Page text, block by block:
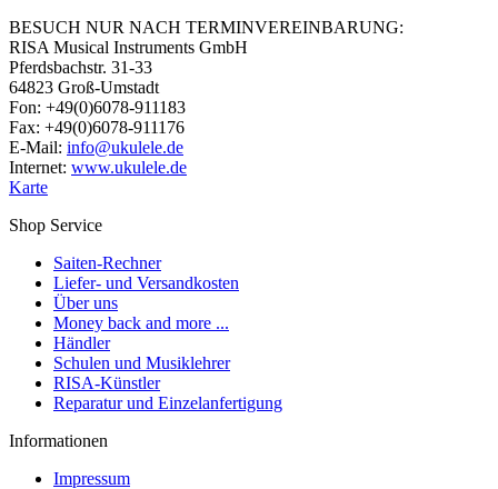
BESUCH NUR NACH TERMINVEREINBARUNG:
RISA Musical Instruments GmbH
Pferdsbachstr. 31-33
64823 Groß-Umstadt
Fon: +49(0)6078-911183
Fax: +49(0)6078-911176
E-Mail: info@ukulele.de
Internet: www.ukulele.de
Karte
Shop Service
Saiten-Rechner
Liefer- und Versandkosten
Über uns
Money back and more ...
Händler
Schulen und Musiklehrer
RISA-Künstler
Reparatur und Einzelanfertigung
Informationen
Impressum